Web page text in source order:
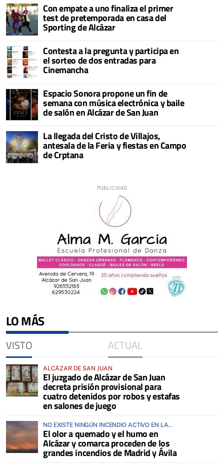
Con empate a uno finaliza el primer
test de pretemporada en casa del
Sporting de Alcázar
Contesta a la pregunta y participa en
el sorteo de dos entradas para
Cinemancha
Espacio Sonora propone un fin de
semana con música electrónica y baile
de salón en Alcázar de San Juan
La llegada del Cristo de Villajos,
antesala de la Feria y fiestas en Campo
de Crptana
LO MÁS
VISTO ACTUAL
ALCÁZAR DE SAN JUAN
El juzgado de Alcázar de San Juan
decreta prisión provisional para
cuatro detenidos por robos y estafas
en salones de juego
NO EXISTE NINGÚN INCENDIO ACTIVO EN LA
COMARCA
El olor a quemado y el humo en
Alcázar y comarca proceden de los
grandes incendios de Madrid y Ávila